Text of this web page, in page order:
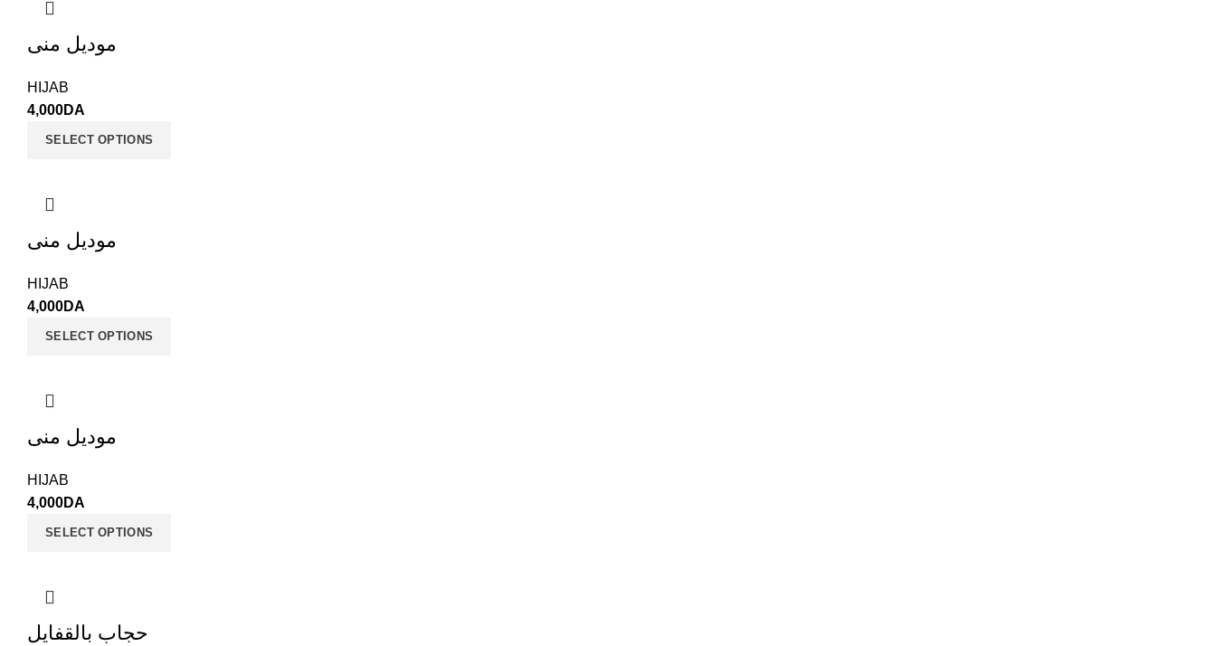
موديل منى
HIJAB
4,000DA
SELECT OPTIONS
موديل منى
HIJAB
4,000DA
SELECT OPTIONS
موديل منى
HIJAB
4,000DA
SELECT OPTIONS
حجاب بالقفايل